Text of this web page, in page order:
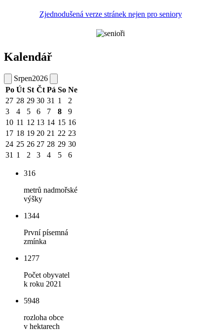
Zjednodušená verze stránek nejen pro seniory
Kalendář
Srpen2026
Po Út St Čt Pá So Ne
27 28 29 30 31 1
2
3
4 5 6 7 8
9
10 11 12 13 14 15 16
17 18 19 20 21 22 23
24 25 26 27 28 29 30
31 1 2 3 4 5 6
316
metrů nadmořské
výšky
1344
První písemná
zmínka
1277
Počet obyvatel
k roku 2021
5948
rozloha obce
v hektarech